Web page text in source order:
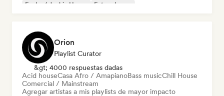
Funky / Jackin House
Future house
Orion
Playlist Curator
&gt; 4000 respuestas dadas
Acid houseCasa Afro / AmapianoBass musicChill House
Comercial / Mainstream
Agregar artistas a mis playlists de mayor impacto